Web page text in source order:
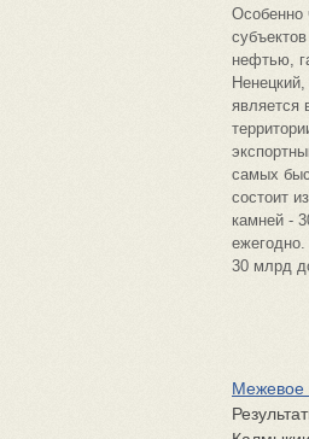
Особенно
нефтью,
является
самых
состоит
камней -
30 млрд
Межевое